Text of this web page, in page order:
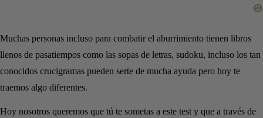
Muchas personas incluso para combatir el aburrimiento tienen libros
llenos de pasatiempos como las sopas de letras, sudoku, incluso los tan
conocidos crucigramas pueden serte de mucha ayuda pero hoy te
traemos algo diferentes.
Hoy nosotros queremos que tú te sometas a este test y que a través de